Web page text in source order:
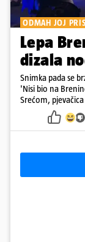
ODMAH JOJ
Lepa
dizala
Snimka pada se
'Nisi bio na
Srećom,